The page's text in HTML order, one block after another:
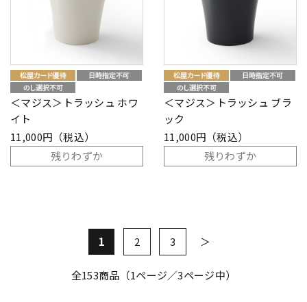
＜マジス＞トラッシュ ホワ
イト
11,000円（税込）
残りわずか
＜マジス＞トラッシュ ブラ
ック
11,000円（税込）
残りわずか
1 2 3
全153商品（1ページ／3ページ中）